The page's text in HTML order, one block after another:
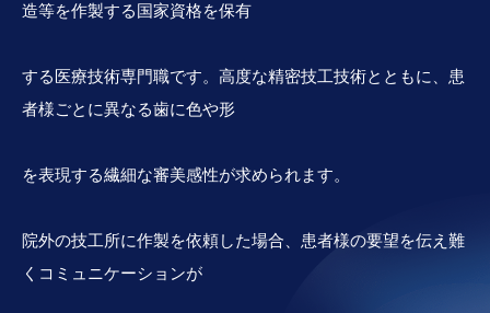
造等を作製する国家資格を保有
する医療技術専門職です。高度な精密技工技術とともに、患
者様ごとに異なる歯に色や形
を表現する繊細な審美感性が求められます。
院外の技工所に作製を依頼した場合、患者様の要望を伝え難
くコミュニケーションが